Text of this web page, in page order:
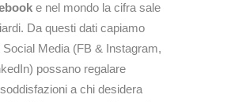
e nel mondo la cifra sale
Da questi dati capiamo
Social Media (FB & Instagram,
possano regalare
a chi desidera